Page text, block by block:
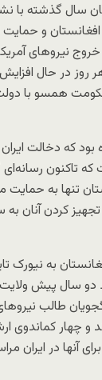
سال گذشته با
و حمایت
نیروهای
روز در حال
همسو با دولت
که دخالت
که تاکنون
تنها به حمایت
کردن آنان
به نیورک
سال پیش
طالب
و چهار کماندوی
آنها در ایران